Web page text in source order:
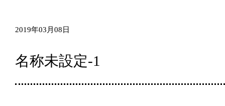
2019年03月08日
名称未設定-1